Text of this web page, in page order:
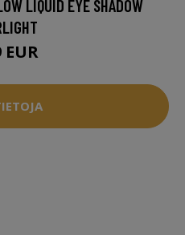
LIQUID EYE SHADOW
EUR